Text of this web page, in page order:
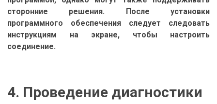
сторонние решения. После установки
программного обеспечения следует следовать
инструкциям на экране, чтобы настроить
соединение.
4. Проведение диагностики